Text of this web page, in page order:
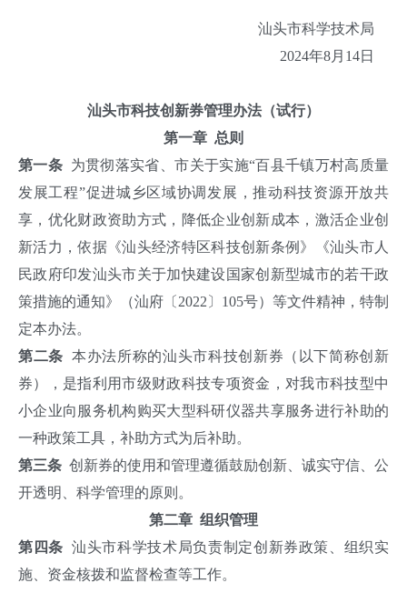
汕头市科学技术局
2024年8月14日
汕头市科技创新券管理办法（试行）
第一章 总则
第一条 为贯彻落实省、市关于实施“百县千镇万村高质量
发展工程”促进城乡区域协调发展，推动科技资源开放共
享，优化财政资助方式，降低企业创新成本，激活企业创
新活力，依据《汕头经济特区科技创新条例》《汕头市人
民政府印发汕头市关于加快建设国家创新型城市的若干政
策措施的通知》（汕府〔2022〕105号）等文件精神，特制
定本办法。
第二条 本办法所称的汕头市科技创新券（以下简称创新
券），是指利用市级财政科技专项资金，对我市科技型中
小企业向服务机构购买大型科研仪器共享服务进行补助的
一种政策工具，补助方式为后补助。
第三条 创新券的使用和管理遵循鼓励创新、诚实守信、公
开透明、科学管理的原则。
第二章 组织管理
第四条 汕头市科学技术局负责制定创新券政策、组织实
施、资金核拨和监督检查等工作。